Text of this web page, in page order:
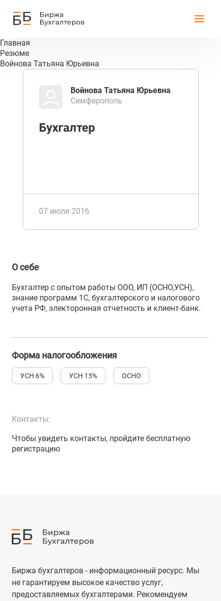
Главная
Резюме
Войнова Татьяна Юрьевна
Войнова Татьяна Юрьевна
Симферополь
Бухгалтер
07 июля 2016
О себе
Бухгалтер с опытом работы ООО, ИП (ОСНО,УСН),
знание программ 1С, бухгалтерского и налогового
учета РФ, электоронная отчетность и клиент-банк.
Форма налогообложения
УСН 6% УСН 15% ОСНО
Контакты:
Чтобы увидеть контакты, пройдите бесплатную
регистрацию
Биржа бухгалтеров - информационный ресурс. Мы
не гарантируем высокое качество услуг,
предоставляемых бухгалтерами. Рекомендуем